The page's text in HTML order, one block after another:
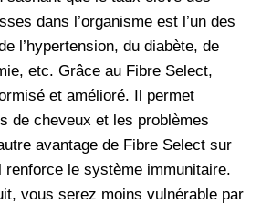
dans l’organisme est l’un des
l’hypertension, du diabète, de
etc. Grâce au Fibre Select,
et amélioré. Il permet
de cheveux et les problèmes
avantage de Fibre Select sur
renforce le système immunitaire.
vous serez moins vulnérable par